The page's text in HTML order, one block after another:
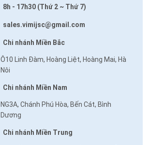
8h - 17h30 (Thứ 2 ~ Thứ 7)
sales.vimijsc@gmail.com
Chi nhánh Miền Bắc
Ô10 Linh Đàm, Hoàng Liệt, Hoàng Mai, Hà
Nôi
Chi nhánh Miền Nam
NG3A, Chánh Phú Hòa, Bến Cát, Bình
Dương
Chi nhánh Miền Trung